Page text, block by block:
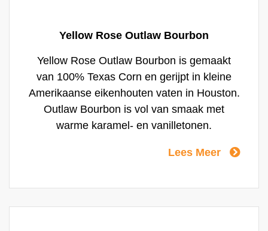
Yellow Rose Outlaw Bourbon
Yellow Rose Outlaw Bourbon is gemaakt
van 100% Texas Corn en gerijpt in kleine
Amerikaanse eikenhouten vaten in Houston.
Outlaw Bourbon is vol van smaak met
warme karamel- en vanilletonen.
Lees Meer